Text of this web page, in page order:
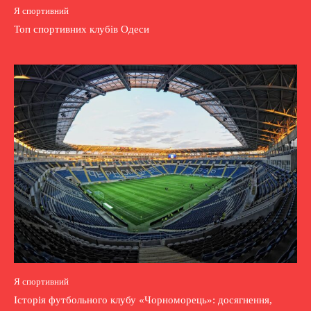
Я спортивний
Топ спортивних клубів Одеси
Я спортивний
Історія футбольного клубу «Чорноморець»: досягнення,